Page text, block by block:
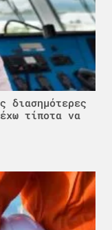
διασημότερες
τίποτα να